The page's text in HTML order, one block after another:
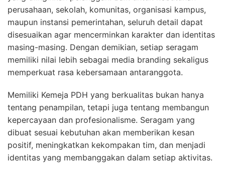
perusahaan, sekolah, komunitas, organisasi kampus,
maupun instansi pemerintahan, seluruh detail dapat
disesuaikan agar mencerminkan karakter dan identitas
masing-masing. Dengan demikian, setiap seragam
memiliki nilai lebih sebagai media branding sekaligus
memperkuat rasa kebersamaan antaranggota.
Memiliki Kemeja PDH yang berkualitas bukan hanya
tentang penampilan, tetapi juga tentang membangun
kepercayaan dan profesionalisme. Seragam yang
dibuat sesuai kebutuhan akan memberikan kesan
positif, meningkatkan kekompakan tim, dan menjadi
identitas yang membanggakan dalam setiap aktivitas.